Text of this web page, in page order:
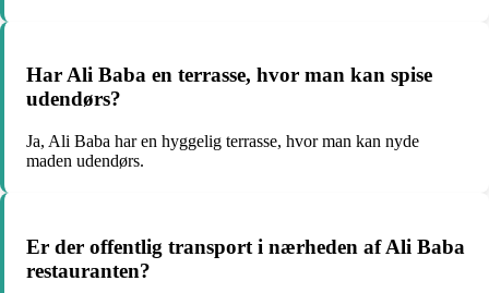
Har Ali Baba en terrasse, hvor man kan spise
udendørs?
Ja, Ali Baba har en hyggelig terrasse, hvor man kan nyde
maden udendørs.
Er der offentlig transport i nærheden af Ali Baba
restauranten?